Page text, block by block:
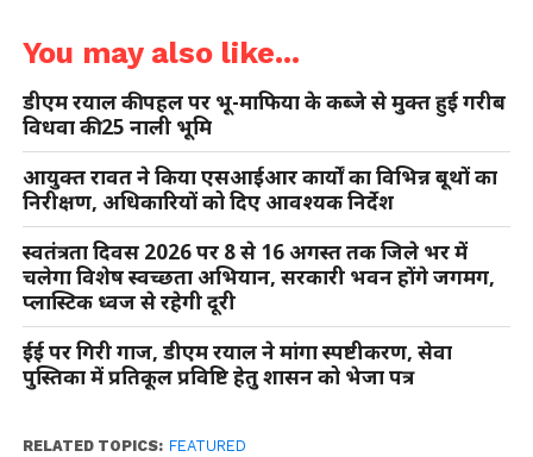
You may also like...
डीएम रयाल की पहल पर भू-माफिया के कब्जे से मुक्त हुई गरीब
विधवा की 25 नाली भूमि
आयुक्त रावत ने किया एसआईआर कार्यों का विभिन्न बूथों का
निरीक्षण, अधिकारियों को दिए आवश्यक निर्देश
स्वतंत्रता दिवस 2026 पर 8 से 16 अगस्त तक जिले भर में
चलेगा विशेष स्वच्छता अभियान, सरकारी भवन होंगे जगमग,
प्लास्टिक ध्वज से रहेगी दूरी
ईई पर गिरी गाज, डीएम रयाल ने मांगा स्पष्टीकरण, सेवा
पुस्तिका में प्रतिकूल प्रविष्टि हेतु शासन को भेजा पत्र
RELATED TOPICS: FEATURED